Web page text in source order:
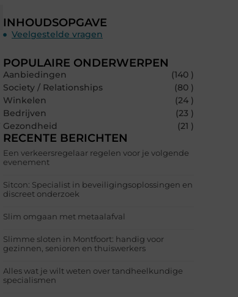
INHOUDSOPGAVE
Veelgestelde vragen
POPULAIRE ONDERWERPEN
Aanbiedingen
(140 )
Society / Relationships
(80 )
Winkelen
(24 )
Bedrijven
(23 )
Gezondheid
(21 )
RECENTE BERICHTEN
Een verkeersregelaar regelen voor je volgende
evenement
Sitcon: Specialist in beveiligingsoplossingen en
discreet onderzoek
Slim omgaan met metaalafval
Slimme sloten in Montfoort: handig voor
gezinnen, senioren en thuiswerkers
Alles wat je wilt weten over tandheelkundige
specialismen